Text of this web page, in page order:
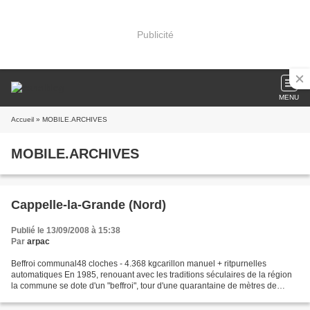
Publicité
MENU
Accueil » MOBILE.ARCHIVES
MOBILE.ARCHIVES
Cappelle-la-Grande (Nord)
Publié le 13/09/2008 à 15:38
Par arpac
Beffroi communal48 cloches - 4.368 kgcarillon manuel + ritpurnelles
automatiques En 1985, renouant avec les traditions séculaires de la région
la commune se dote d'un "beffroi", tour d'une quarantaine de mètres de